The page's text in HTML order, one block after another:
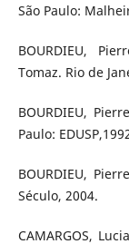
São Paulo:
BOURDIEU,
Tomaz. Rio de
BOURDIEU,
Paulo:
BOURDIEU,
Século, 2004.
CAMARGOS,